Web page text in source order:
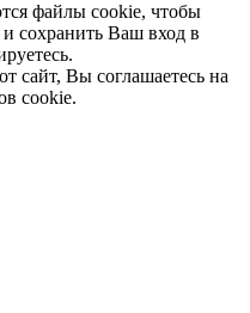
файлы cookie, чтобы
и сохранить Ваш вход в
сайт, Вы соглашаетесь на
cookie.